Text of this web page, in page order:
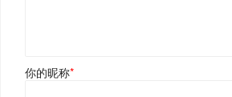
你的昵称*